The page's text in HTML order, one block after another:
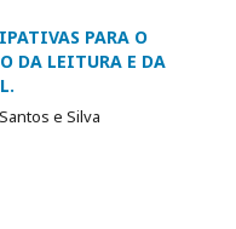
PARA O
DA LEITURA E DA
e Silva